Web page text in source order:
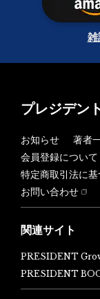
雑
プレジデン
お知らせ 著者
会員登録について
特定商取引法に
お問い合わせ
関連サイト
PRESIDENT
PRESIDENT